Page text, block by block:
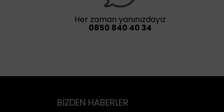
Her zaman yanınızdayız
0850 840 40 34
BIZDEN HABERLER